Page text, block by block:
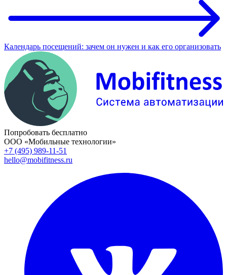
Календарь посещений: зачем он нужен и как его организовать
Попробовать бесплатно
ООО «Мобильные технологии»
+7 (495) 989-11-51
hello@mobifitness.ru